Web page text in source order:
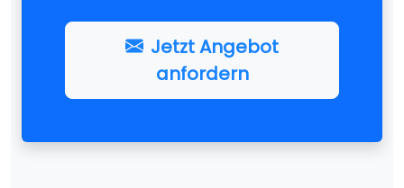
Jetzt Angebot
anfordern